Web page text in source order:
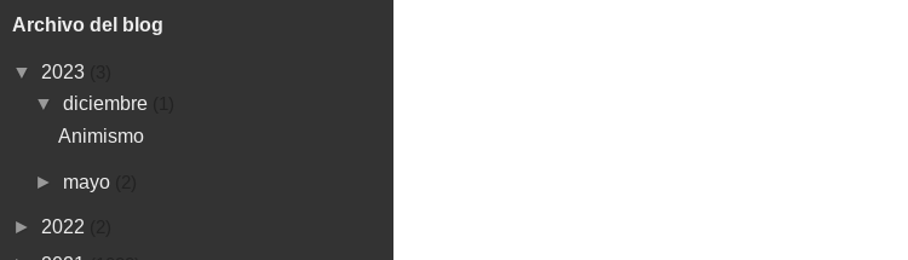
Archivo del blog
▼ 2023
▼ diciembre
Animismo
► mayo
► 2022